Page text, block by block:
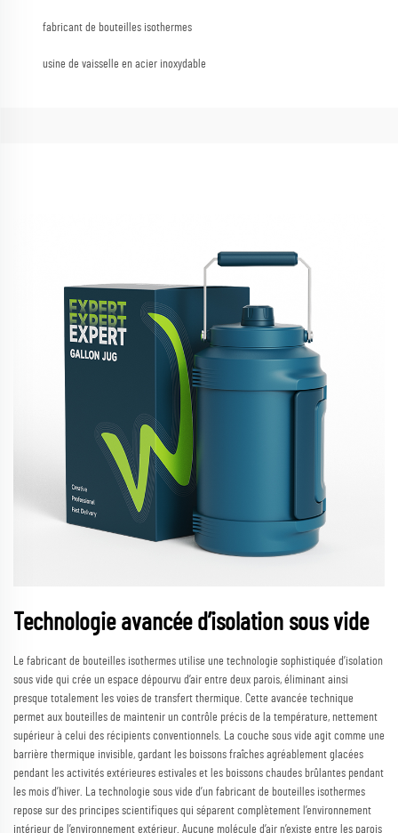
fabricant de bouteilles isothermes
usine de vaisselle en acier inoxydable
Technologie avancée d’isolation sous vide
Le fabricant de bouteilles isothermes utilise une technologie sophistiquée d’isolation
sous vide qui crée un espace dépourvu d’air entre deux parois, éliminant ainsi
presque totalement les voies de transfert thermique. Cette avancée technique
permet aux bouteilles de maintenir un contrôle précis de la température, nettement
supérieur à celui des récipients conventionnels. La couche sous vide agit comme une
barrière thermique invisible, gardant les boissons fraîches agréablement glacées
pendant les activités extérieures estivales et les boissons chaudes brûlantes pendant
les mois d’hiver. La technologie sous vide d’un fabricant de bouteilles isothermes
repose sur des principes scientifiques qui séparent complètement l’environnement
intérieur de l’environnement extérieur. Aucune molécule d’air n’existe entre les parois